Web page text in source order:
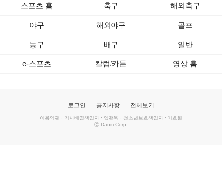
스포츠 홈 축구 해외축구
야구 해외야구 골프
농구 배구 일반
e-스포츠 칼럼/카툰 영상 홈
로그인 공지사항 전체보기
이용약관 · 기사배열책임자 : 임광욱 · 청소년보호책임자 : 이호원
ⓒ Daum Corp.